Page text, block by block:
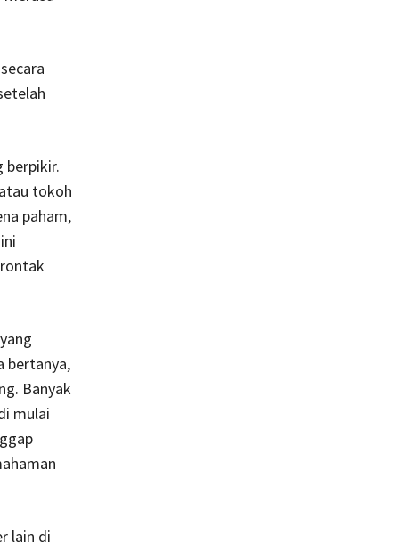
berpikir.
tokoh
paham,
bertanya,
Banyak
mulai
lain di